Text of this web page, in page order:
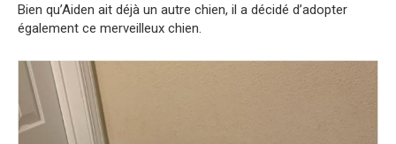
Bien qu’Aiden ait déjà un autre chien, il a décidé d’adopter
également ce merveilleux chien.